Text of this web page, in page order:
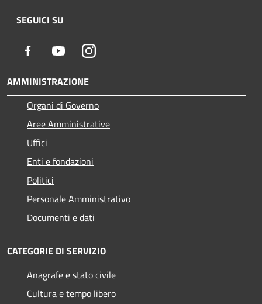
SEGUICI SU
Facebook YoutubeInstagram
AMMINISTRAZIONE
Organi di Governo
Aree Amministrative
Uffici
Enti e fondazioni
Politici
Personale Amministrativo
Documenti e dati
CATEGORIE DI SERVIZIO
Anagrafe e stato civile
Cultura e tempo libero